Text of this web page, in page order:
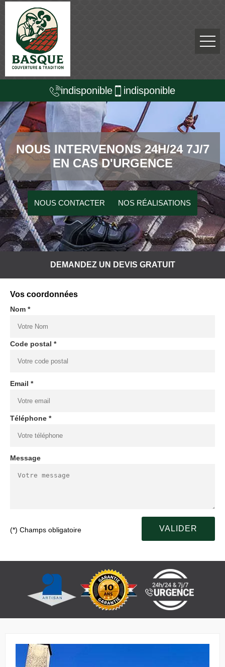
indisponible indisponible
NOUS INTERVENONS 24H/24 7J/7
EN CAS D'URGENCE
NOUS CONTACTER NOS RÉALISATIONS
DEMANDEZ UN DEVIS GRATUIT
Vos coordonnées
Nom *
Code postal *
Email *
Téléphone *
Message
(*) Champs obligatoire